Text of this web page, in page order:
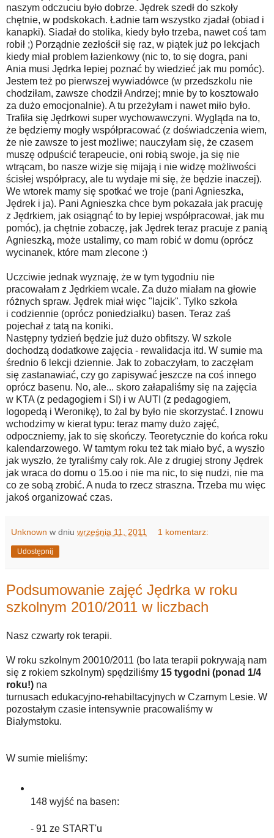
naszym odczuciu było dobrze. Jędrek szedł do szkoły
chętnie, w podskokach. Ładnie tam wszystko zjadał (obiad i
kanapki). Siadał do stolika, kiedy było trzeba, nawet coś tam
robił ;) Porządnie zezłościł się raz, w piątek już po lekcjach
kiedy miał problem łazienkowy (nic to, to się dogra, pani
Ania musi Jędrka lepiej poznać by wiedzieć jak mu pomóc).
Jestem też po pierwszej wywiadówce (w przedszkolu nie
chodziłam, zawsze chodził Andrzej; mnie by to kosztowało
za dużo emocjonalnie). A tu przeżyłam i nawet miło było.
Trafiła się Jędrkowi super wychowawczyni. Wygląda na to,
że będziemy mogły współpracować (z doświadczenia wiem,
że nie zawsze to jest możliwe; nauczyłam się, że czasem
muszę odpuścić terapeucie, oni robią swoje, ja się nie
wtrącam, bo nasze wizje się mijają i nie widzę możliwości
ścisłej współpracy, ale tu wydaje mi się, że będzie inaczej).
We wtorek mamy się spotkać we troje (pani Agnieszka,
Jędrek i ja). Pani Agnieszka chce bym pokazała jak pracuję
z Jędrkiem, jak osiągnąć to by lepiej współpracował, jak mu
pomóc), ja chętnie zobaczę, jak Jędrek teraz pracuje z panią
Agnieszką, może ustalimy, co mam robić w domu (oprócz
wycinanek, które mam zlecone :)
Uczciwie jednak wyznaję, że w tym tygodniu nie
pracowałam z Jędrkiem wcale. Za dużo miałam na głowie
różnych spraw. Jędrek miał więc "lajcik". Tylko szkoła
i codziennie (oprócz poniedziałku) basen. Teraz zaś
pojechał z tatą na koniki.
Następny tydzień będzie już dużo obfitszy. W szkole
dochodzą dodatkowe zajęcia - rewalidacja itd. W sumie ma
średnio 6 lekcji dziennie. Jak to zobaczyłam, to zaczęłam
się zastanawiać, czy go zapisywać jeszcze na coś innego
oprócz basenu. No, ale... skoro załapaliśmy się na zajęcia
w KTA (z pedagogiem i SI) i w AUTI (z pedagogiem,
logopedą i Weronikę), to żal by było nie skorzystać. I znowu
wchodzimy w kierat typu: teraz mamy dużo zajęć,
odpoczniemy, jak to się skończy. Teoretycznie do końca roku
kalendarzowego. W tamtym roku też tak miało być, a wyszło
jak wyszło, że tyraliśmy cały rok. Ale z drugiej strony Jędrek
jak wraca do domu o 15.oo i nie ma nic, to się nudzi, nie ma
co ze sobą zrobić. A nuda to rzecz straszna. Trzeba mu więc
jakoś organizować czas.
Unknown w dniu września 11, 2011 1 komentarz:
Udostępnij
Podsumowanie zajęć Jędrka w roku
szkolnym 2010/2011 w liczbach
Nasz czwarty rok terapii.
W roku szkolnym 20010/2011 (bo lata terapii pokrywają nam
się z rokiem szkolnym) spędziliśmy 15 tygodni (ponad 1/4
roku!) na
turnusach edukacyjno-rehabiltacyjnych w Czarnym Lesie. W
pozostałym czasie intensywnie pracowaliśmy w
Białymstoku.
W sumie mieliśmy:
148 wyjść na basen:
- 91 ze START'u